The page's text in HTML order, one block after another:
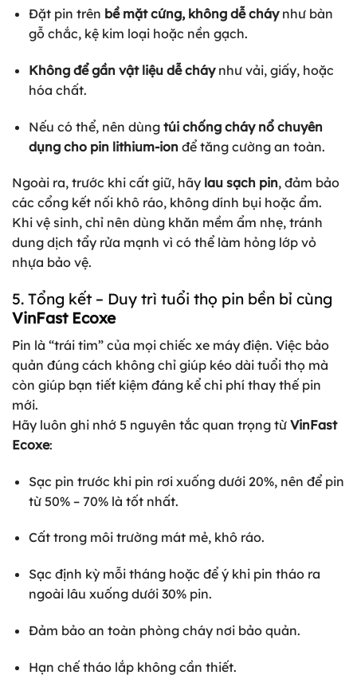
Đặt pin trên bề mặt cứng, không dễ cháynhư bàn
gỗ chắc, kệ kim loại hoặc nền gạch.
Không để gần vật liệu dễ cháynhư vải, giấy, hoặc
hóa chất.
Nếu có thể, nên dùng túi chống cháy nổ chuyên
dụng cho pin lithium-ion để tăng cường an toàn.
Ngoài ra, trước khi cất giữ, hãy lau sạch pin, đảm bảo
các cổng kết nối khô ráo, không dính bụi hoặc ẩm.
Khi vệ sinh, chỉ nên dùng khăn mềm ẩm nhẹ, tránh
dung dịch tẩy rửa mạnh vì có thể làm hỏng lớp vỏ
nhựa bảo vệ.
5. Tổng kết – Duy trì tuổi thọ pin bền bỉ cùng
VinFast Ecoxe
Pin là “trái tim” của mọi chiếc xe máy điện. Việc bảo
quản đúng cách không chỉ giúp kéo dài tuổi thọ mà
còn giúp bạn tiết kiệm đáng kể chi phí thay thế pin
mới.
Hãy luôn ghi nhớ 5 nguyên tắc quan trọng từ VinFast
Ecoxe:
Sạc pin trước khi pin rơi xuống dưới 20%, nên để pin
từ 50% – 70% là tốt nhất.
Cất trong môi trường mát mẻ, khô ráo.
Sạc định kỳ mỗi tháng hoặc để ý khi pin tháo ra
ngoài lâu xuống dưới 30% pin.
Đảm bảo an toàn phòng cháy nơi bảo quản.
Hạn chế tháo lắp không cần thiết.